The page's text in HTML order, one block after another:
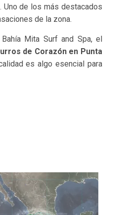
Uno de los más destacados
de la zona.
Mita Surf and Spa, el
de Corazón en Punta
es algo esencial para